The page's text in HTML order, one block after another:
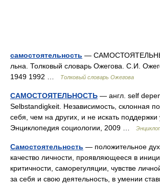
самостоятельность —
льна. Толковый словарь Ожегова. С.И.
1949 1992 …
Толковый словарь Ожегова
САМОСТОЯТЕЛЬНОСТЬ — англ. self
Selbstandigkeit. Независимость, склонная
себя, чем на других, и не искать поддержки
Энциклопедия социологии, 2009 …
Самостоятельность — положительное
качество личности, проявляющееся в
критичности, саморегуляции, чувстве
за себя и свою деятельность, в умении